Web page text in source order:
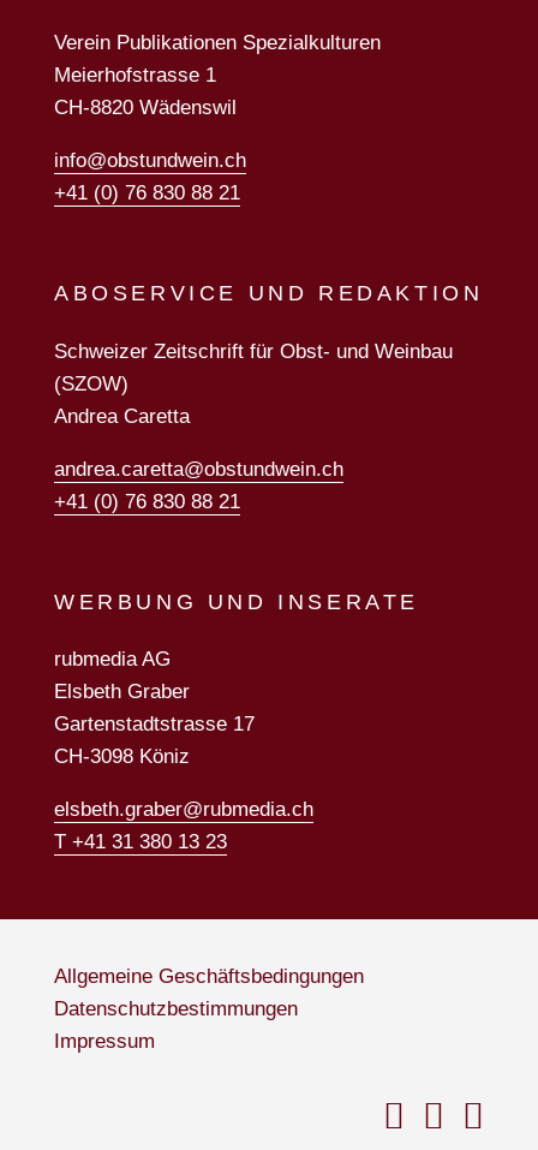
Verein Publikationen Spezialkulturen
Meierhofstrasse 1
CH-8820 Wädenswil
info@obstundwein.ch
+41 (0) 76 830 88 21
ABOSERVICE UND REDAKTION
Schweizer Zeitschrift für Obst- und Weinbau
(SZOW)
Andrea Caretta
andrea.caretta@obstundwein.ch
+41 (0) 76 830 88 21
WERBUNG UND INSERATE
rubmedia AG
Elsbeth Graber
Gartenstadtstrasse 17
CH-3098 Köniz
elsbeth.graber@rubmedia.ch
T +41 31 380 13 23
Allgemeine Geschäftsbedingungen
Datenschutzbestimmungen
Impressum